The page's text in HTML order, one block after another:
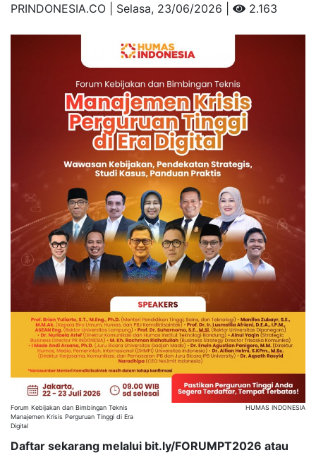
PRINDONESIA.CO | Selasa, 23/06/2026 | 2.163
Forum Kebijakan dan Bimbingan Teknis
Manajemen Krisis Perguruan Tinggi di Era
Digital
HUMAS INDONESIA
Daftar sekarang melalui bit.ly/FORUMPT2026 atau